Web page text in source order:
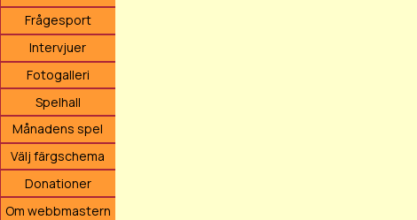
Frågesport
Intervjuer
Fotogalleri
Spelhall
Månadens spel
Välj färgschema
Donationer
Om webbmastern